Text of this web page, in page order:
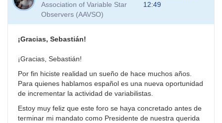
Association of Variable Star
Observers (AAVSO)
12:49
¡Gracias, Sebastián!
¡Gracias, Sebastián!
Por fin hiciste realidad un sueño de hace muchos años.
Para quienes hablamos español es una nueva oportunidad
de incrementar la actividad de variabilistas.
Estoy muy feliz que este foro se haya concretado antes de
terminar mi mandato como Presidente de nuestra querida